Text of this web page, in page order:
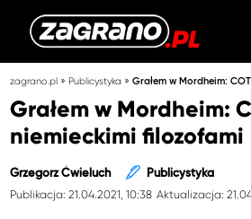
zagrano.pl » Publicystyka »Grałem w Mordheim:
Grałem w Mordheim:
niemieckimi filozofami
Grzegorz Ćwieluch Publicystyka
Publikacja: 21.04.2021, 10:38 Aktualizacja: